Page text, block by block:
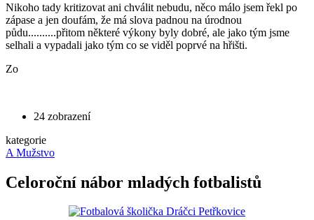
Nikoho tady kritizovat ani chválit nebudu, něco málo jsem řekl po
zápase a jen doufám, že má slova padnou na úrodnou
půdu..........přitom některé výkony byly dobré, ale jako tým jsme
selhali a vypadali jako tým co se viděl poprvé na hřišti.
Zo
24 zobrazení
kategorie
A Mužstvo
Celoroční nábor mladých fotbalistů